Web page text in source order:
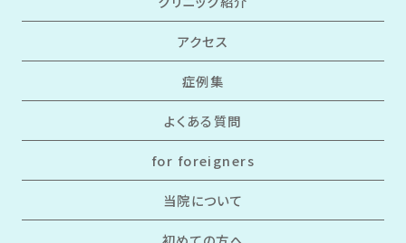
アクセス
症例集
よくある質問
for foreigners
当院について